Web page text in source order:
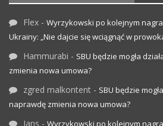
Flex - Wyrzykowski po kolejnym
Ukrainy: „Nie dajcie się wciągnąć w
Hammurabi - SBU będzie mogła
zmienia nowa umowa?
zgred malkontent - SBU będzie
naprawdę zmienia nowa umowa?
Jans - Wyrzykowski po kolejnym